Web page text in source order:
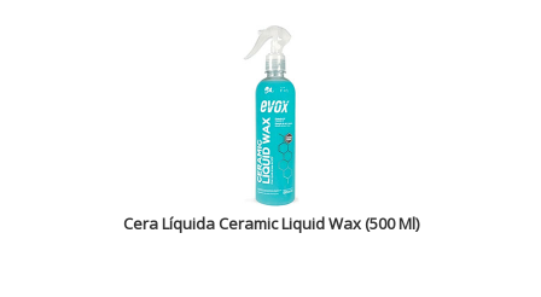
Cera Líquida Ceramic Liquid Wax (500 Ml)